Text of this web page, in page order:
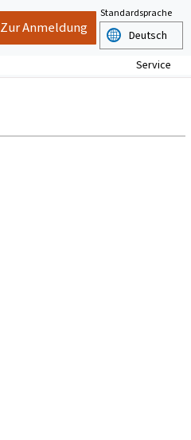
Zur Anmeldung
Standardsprache
Service